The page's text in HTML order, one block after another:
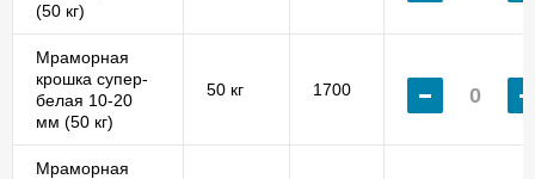
(50 кг)
Мраморная
крошка супер-
белая 10-20
мм (50 кг)
50 кг 1700
Мраморная